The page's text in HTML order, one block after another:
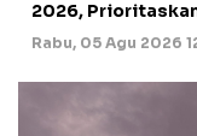
2026,
Rabu, 05 Agu 2026